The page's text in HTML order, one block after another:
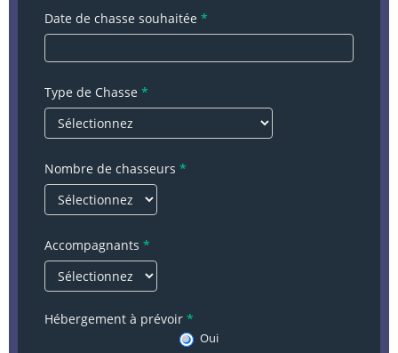
Date de chasse souhaitée *
Type de Chasse *
Nombre de chasseurs *
Accompagnants *
Hébergement à prévoir *
Oui